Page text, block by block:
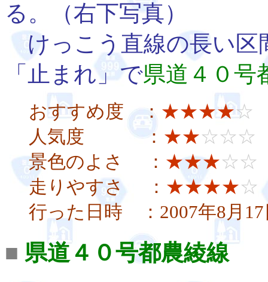
る。（右下写真）
けっこう直線の長い区
「止まれ」で県道４０号
おすすめ度 ： ★★★★☆
人気度 ： ★★☆☆☆
景色のよさ ： ★★★☆☆
走りやすさ ： ★★★★☆
行った日時 ：2007年8月17
■ 県道４０号都農綾線川